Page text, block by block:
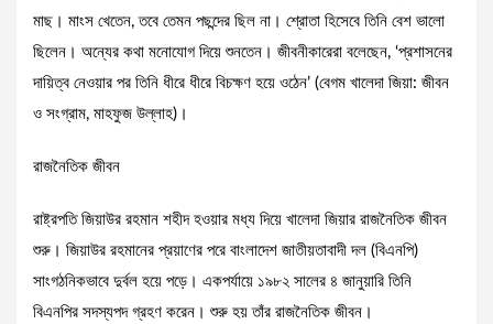
মাছ। মাংস খেতেন, তবে তেমন পছন্দের ছিল না। শ্রোতা হিসেবে তিনি বেশ ভালো
ছিলেন। অন্যের কথা মনোযোগ দিয়ে শুনতেন। জীবনীকারেরা বলেছেন, ‘প্রশাসনের
দায়িত্ব নেওয়ার পর তিনি ধীরে ধীরে বিচক্ষণ হয়ে ওঠেন’ (বেগম খালেদা জিয়া: জীবন
ও সংগ্রাম, মাহফুজ উল্লাহ)।
রাজনৈতিক জীবন
রাষ্ট্রপতি জিয়াউর রহমান শহীদ হওয়ার মধ্য দিয়ে খালেদা জিয়ার রাজনৈতিক জীবন
শুরু। জিয়াউর রহমানের প্রয়াণের পরে বাংলাদেশ জাতীয়তাবাদী দল (বিএনপি)
সাংগঠনিকভাবে দুর্বল হয়ে পড়ে। একপর্যায়ে ১৯৮২ সালের ৪ জানুয়ারি তিনি
বিএনপির সদস্যপদ গ্রহণ করেন। শুরু হয় তাঁর রাজনৈতিক জীবন।